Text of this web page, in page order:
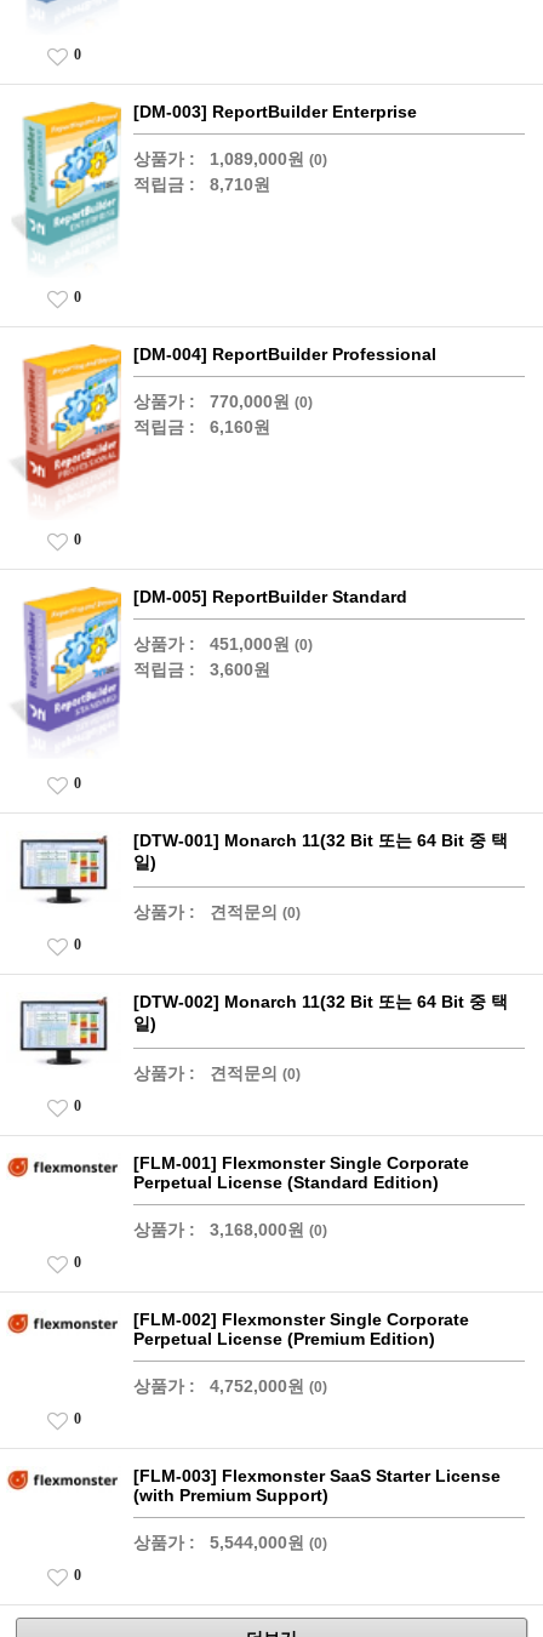
0
[DM-003] ReportBuilder Enterprise
상품가 : 1,089,000원 (0)
적립금 : 8,710원
0
[DM-004] ReportBuilder Professional
상품가 : 770,000원 (0)
적립금 : 6,160원
0
[DM-005] ReportBuilder Standard
상품가 : 451,000원 (0)
적립금 : 3,600원
0
[DTW-001] Monarch 11(32 Bit 또는 64 Bit 중 택
일)
상품가 : 견적문의 (0)
0
[DTW-002] Monarch 11(32 Bit 또는 64 Bit 중 택
일)
상품가 : 견적문의 (0)
0
[FLM-001] Flexmonster Single Corporate
Perpetual License (Standard Edition)
상품가 : 3,168,000원 (0)
0
[FLM-002] Flexmonster Single Corporate
Perpetual License (Premium Edition)
상품가 : 4,752,000원 (0)
0
[FLM-003] Flexmonster SaaS Starter License
(with Premium Support)
상품가 : 5,544,000원 (0)
0